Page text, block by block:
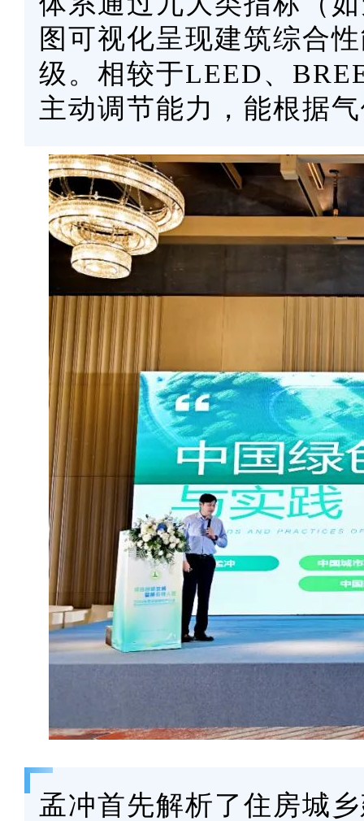
图可视化呈现建筑综合
级。相较于LEED、
主动调节能力，能根据
孟冲首先解析了住房城